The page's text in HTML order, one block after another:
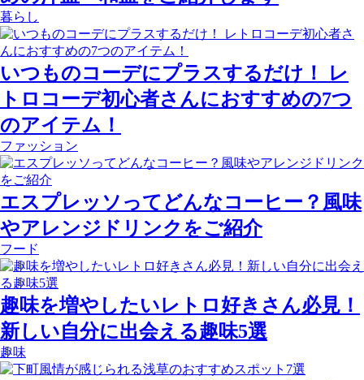
暮らし
いつものコーデにプラスするだけ！ レ
トロコーデ初心者さんにおすすめの7つ
のアイテム！
ファッション
エスプレッソってどんなコーヒー？風味
やアレンジドリンクをご紹介
フード
趣味を増やしたいレトロ好きさん必見！
新しい自分に出会える趣味5選
趣味